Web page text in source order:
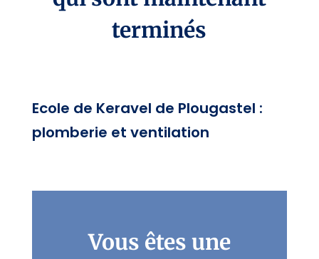
terminés
Ecole de Keravel de Plougastel :
plomberie et ventilation
Vous êtes une